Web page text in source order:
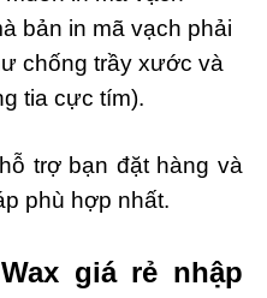
bản in mã vạch phải
chống trầy xước và
tia cực tím).
trợ bạn đặt hàng và
phù hợp nhất.
giá rẻ nhập